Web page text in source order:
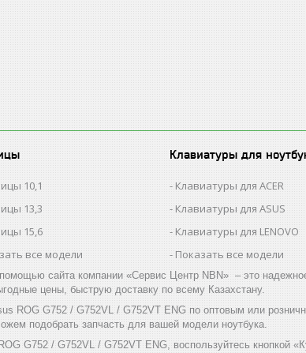
10,1
13,3
15,6
все модели
Клавиатуры для
Клавиатуры для ACER
Клавиатуры для ASUS
Клавиатуры для LENOVO
Показать все модели
сайта компании «Сервис Центр NBN» – это
цены, быструю доставку по всему Казахстану.
ROG G752 / G752VL / G752VT ENG по оптовым или
подобрать запчасть для вашей модели ноутбука.
G752 / G752VL / G752VT ENG, воспользуйтесь кнопкой